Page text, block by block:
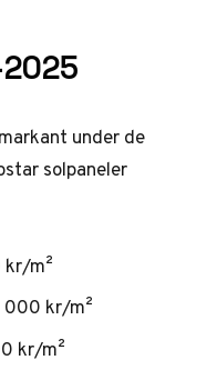
under de
solpaneler
m²
kr/m²
kr/m²